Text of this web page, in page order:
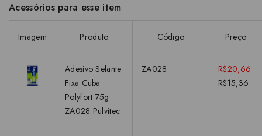
Acessórios para esse item
Imagem Produto Código Preço
Adesivo Selante
Fixa Cuba
Polyfort 75g
ZA028 Pulvitec
ZA028
R$20,66
R$15,36